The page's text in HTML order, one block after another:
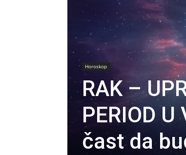
Horoskop
RAK –
PERIOD
čast da